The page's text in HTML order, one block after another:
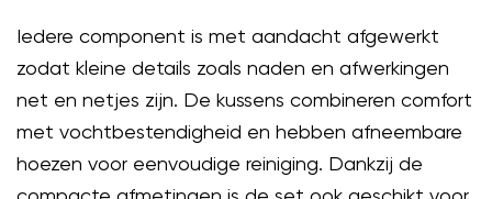
Iedere component is met aandacht afgewerkt
zodat kleine details zoals naden en afwerkingen
net en netjes zijn. De kussens combineren comfort
met vochtbestendigheid en hebben afneembare
hoezen voor eenvoudige reiniging. Dankzij de